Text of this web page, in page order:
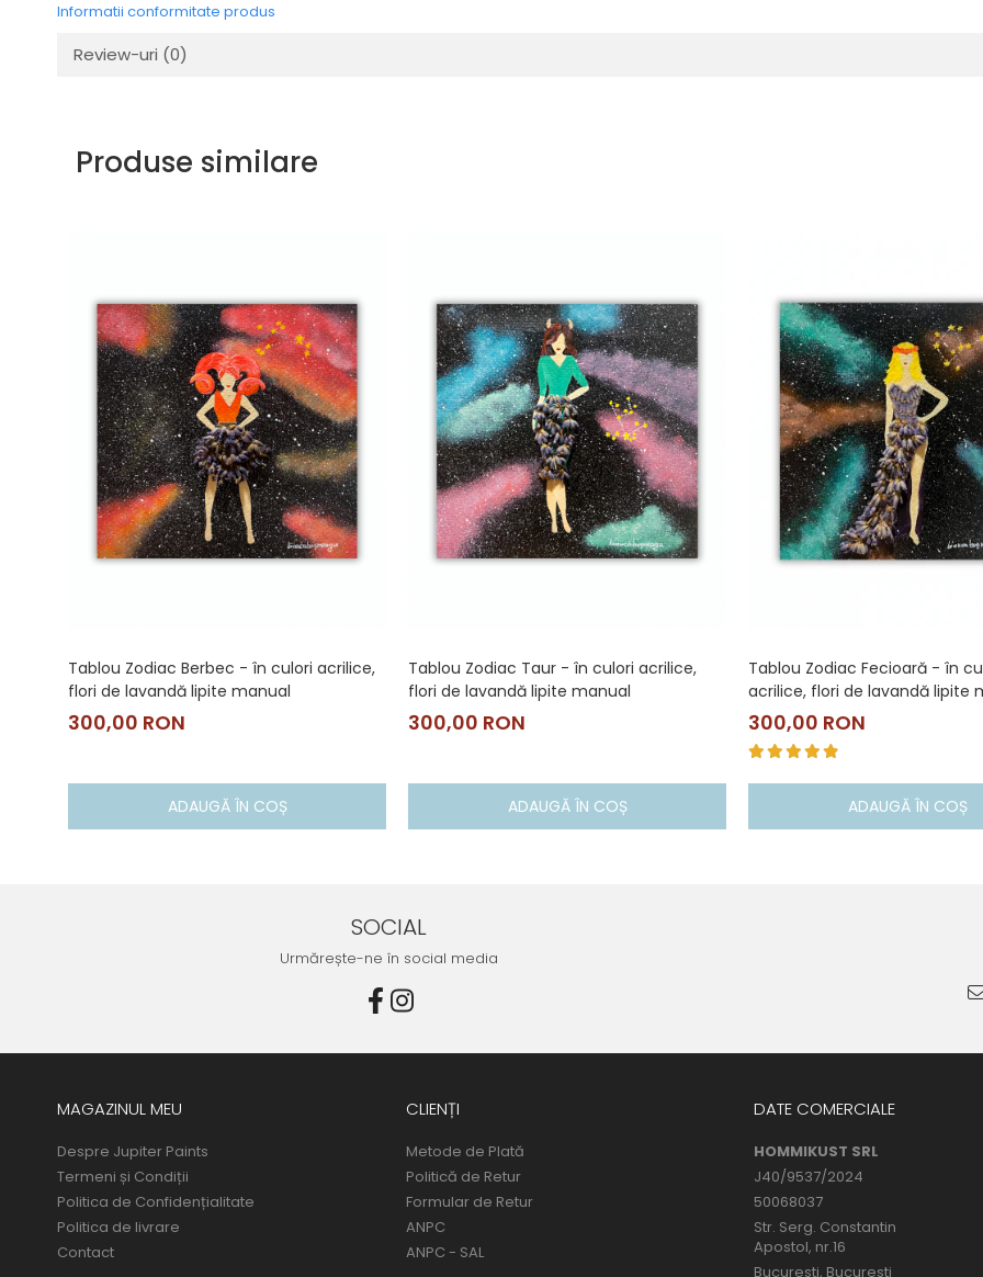
Informatii conformitate produs
Review-uri (0)
Produse similare
Tablou Zodiac Berbec - în culori acrilice,
flori de lavandă lipite manual
300,00 RON
ADAUGĂ ÎN COȘ
Tablou Zodiac Taur - în culori acrilice,
flori de lavandă lipite manual
300,00 RON
ADAUGĂ ÎN COȘ
Tablou Zodiac Fecioară - în
acrilice, flori de lavandă lipite
300,00 RON
ADAUGĂ ÎN COȘ
SOCIAL
Urmărește-ne în social media
MAGAZINUL MEU
Despre Jupiter Paints
Termeni și Condiții
Politica de Confidențialitate
Politica de livrare
Contact
CLIENȚI
Metode de Plată
Politică de Retur
Formular de Retur
ANPC
ANPC - SAL
DATE COMERCIALE
HOMMIKUST SRL
J40/9537/2024
50068037
Str. Serg. Constantin
Apostol, nr.16
Bucuresti, Bucuresti